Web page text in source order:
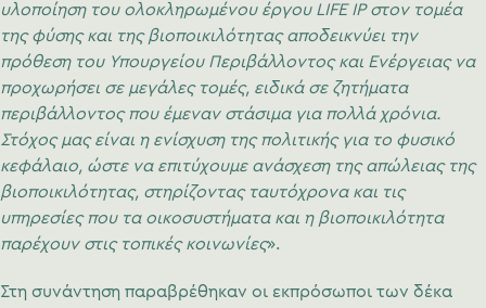
υλοποίηση του ολοκληρωμένου έργου LIFE IP στον τομέα
της φύσης και της βιοποικιλότητας αποδεικνύει την
πρόθεση του Υπουργείου Περιβάλλοντος και Ενέργειας να
προχωρήσει σε μεγάλες τομές, ειδικά σε ζητήματα
περιβάλλοντος που έμεναν στάσιμα για πολλά χρόνια.
Στόχος μας είναι η ενίσχυση της πολιτικής για το φυσικό
κεφάλαιο, ώστε να επιτύχουμε ανάσχεση της απώλειας της
βιοποικιλότητας, στηρίζοντας ταυτόχρονα και τις
υπηρεσίες που τα οικοσυστήματα και η βιοποικιλότητα
παρέχουν στις τοπικές κοινωνίες».
Στη συνάντηση παραβρέθηκαν οι εκπρόσωποι των δέκα